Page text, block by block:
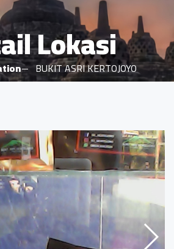
Lokasi
BUKIT ASRI KERTOJOYO